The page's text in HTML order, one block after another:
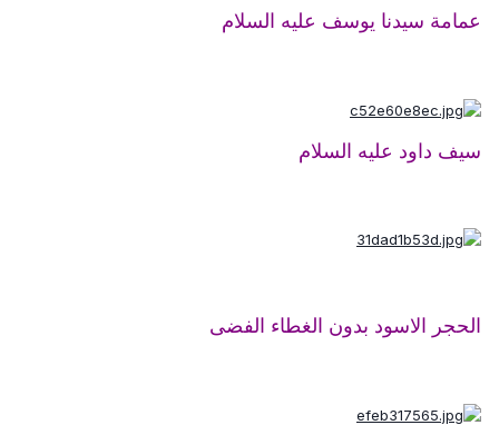
عمامة سيدنا يوسف عليه السلام
سيف داود عليه السلام
الحجر الاسود بدون الغطاء الفضى